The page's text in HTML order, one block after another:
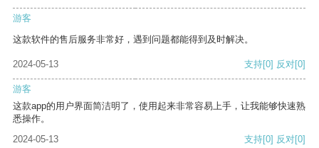
游客
这款软件的售后服务非常好，遇到问题都能得到及时解决。
2024-05-13 支持[0] 反对[0]
游客
这款app的用户界面简洁明了，使用起来非常容易上手，让我能够快速熟
悉操作。
2024-05-13
支持[0] 反对[0]